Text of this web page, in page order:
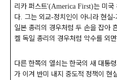
리카 퍼스트'(America First)는 미국
다. 그는 외교-정치인이 아니라 현실-
일본 총리의 경우처럼 두 손을 잡아
켈 독일 총리의 경우처럼 악수를 외
다른 한쪽의 열쇠는 한국의 새 대통
가 이겨 반미 내지 중도적 정책이 현